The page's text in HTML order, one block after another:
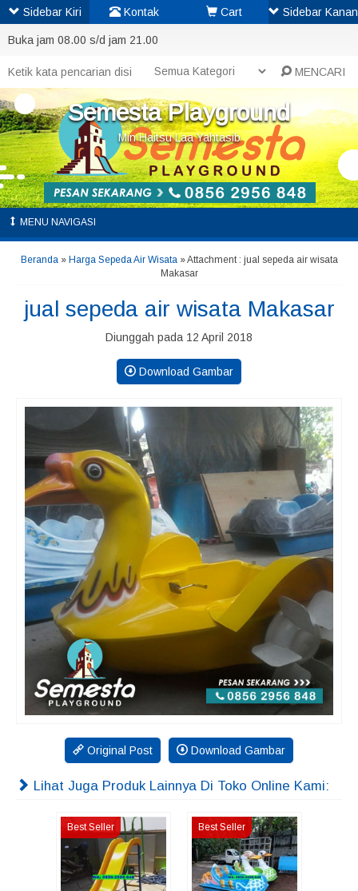
Buka jam 08.00 s/d jam 21.00
MENCARI
Semesta Playground
Min Haitsu Laa Yahtasib
MENU NAVIGASI
Beranda» Harga Sepeda Air Wisata» Attachment : jual sepeda air wisata
Makasar
jual sepeda air wisata Makasar
Diunggah pada 12 April 2018
Download Gambar
Original Post Download Gambar
Lihat Juga Produk Lainnya Di Toko Online Kami:
Best Seller Best Seller
Sidebar Kiri Kontak Cart Sidebar Kanan